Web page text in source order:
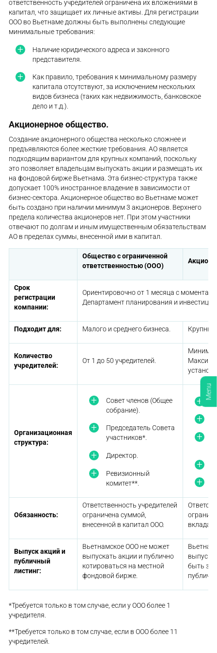
ответственность учредителей ограничена их вложениями в
капитал, что защищает их личные активы. Для регистрации
ООО во Вьетнаме должны быть выполнены следующие
минимальные требования:
Наличие юридического адреса и законного
представителя.
Как правило, требования к минимальному размеру
капитала отсутствуют, за исключением нескольких
видов бизнеса (таких как недвижимость, банковское
дело и т.д.).
Акционерное общество.
Создание акционерного общества несколько сложнее и
предъявляются более жесткие требования. АО является
подходящим вариантом для крупных компаний, поскольку
это позволяет владельцам выпускать акции и размещать их
на фондовой бирже Вьетнама. Эта бизнес-структура также
допускает 100% иностранное владение в зависимости от
бизнес-сектора. Акционерное общество во Вьетнаме может
быть создано при наличии минимум 3 акционеров. Верхнего
предела количества акционеров нет. При этом участники
отвечают по долгам и иным имущественным обязательствам
АО в пределах суммы, внесенной ими в капитал.
Общество с ограниченной
ответственностью (ООО)
Срок
регистрации
компании:
Ориентировочно от 1 месяца с момента
Департамент планирования и
Подходит для: Малого и среднего бизнеса. Крупных
Количество
учредителей:
От 1 до 50 учредителей.
Минимум
Организационная
структура:
Совет членов (Общее
собрание).
Председатель Совета
участников*.
Директор.
Ревизионный
комитет**.
Обязанность:
Ответственность учредителей
ограничена суммой,
внесенной в капитал ООО.
Выпуск акций и
публичный
листинг:
Вьетнамское ООО не может
выпускать акции и публично
котироваться на местной
фондовой бирже.
быть
*Требуется только в том случае, если у ООО более 1
учредителя.
**Требуется только в том случае, если в ООО более 11
учредителей.
Menu